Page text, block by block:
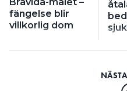
Bravida-målet –
fängelse blir
villkorlig dom